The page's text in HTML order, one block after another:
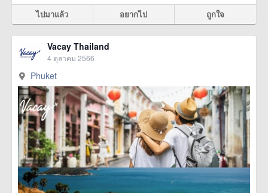
ไปมาแล้ว อยากไป ถูกใจ
Vacay Thailand
4 ตุลาคม 2566
Phuket